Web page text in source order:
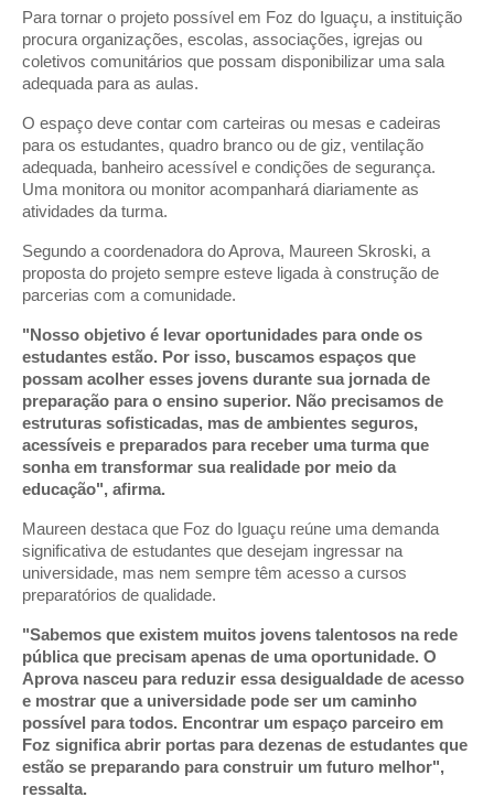
Para tornar o projeto possível em Foz do Iguaçu, a instituição
procura organizações, escolas, associações, igrejas ou
coletivos comunitários que possam disponibilizar uma sala
adequada para as aulas.
O espaço deve contar com carteiras ou mesas e cadeiras
para os estudantes, quadro branco ou de giz, ventilação
adequada, banheiro acessível e condições de segurança.
Uma monitora ou monitor acompanhará diariamente as
atividades da turma.
Segundo a coordenadora do Aprova, Maureen Skroski, a
proposta do projeto sempre esteve ligada à construção de
parcerias com a comunidade.
"Nosso objetivo é levar oportunidades para onde os
estudantes estão. Por isso, buscamos espaços que
possam acolher esses jovens durante sua jornada de
preparação para o ensino superior. Não precisamos de
estruturas sofisticadas, mas de ambientes seguros,
acessíveis e preparados para receber uma turma que
sonha em transformar sua realidade por meio da
educação", afirma.
Maureen destaca que Foz do Iguaçu reúne uma demanda
significativa de estudantes que desejam ingressar na
universidade, mas nem sempre têm acesso a cursos
preparatórios de qualidade.
"Sabemos que existem muitos jovens talentosos na rede
pública que precisam apenas de uma oportunidade. O
Aprova nasceu para reduzir essa desigualdade de acesso
e mostrar que a universidade pode ser um caminho
possível para todos. Encontrar um espaço parceiro em
Foz significa abrir portas para dezenas de estudantes que
estão se preparando para construir um futuro melhor",
ressalta.